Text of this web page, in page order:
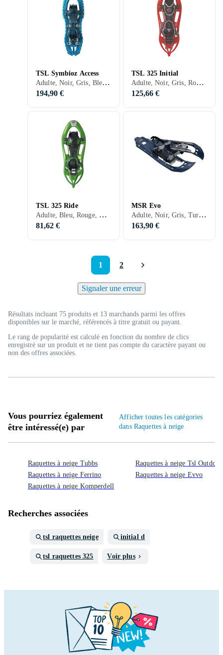
TSL Symbioz Access
Adulte, Noir, Gris, Bleu, Jaune, Rose, Violet
194,90 €
TSL 325 Initial
Adulte, Noir, Gris, Rouge, Vert
125,66 €
TSL 325 Ride
Adulte, Bleu, Rouge, Orange, Vert
81,62 €
MSR Evo
Adulte, Noir, Gris, Turkos, Bleu, Rouge, Violet
163,90 €
1 2
Signaler une erreur
Résultats incluant 75 produits et 13 marchands parmi les offres
disponibles sur le marché, référencés à titre gratuit ou payant.
Le rang de popularité est calculé en fonction du nombre de clics
enregistré sur un produit et ne tient pas compte du caractère payant ou
non des offres associées.
Vous pourriez également
être intéressé(e) par
Afficher toutes les catégories
dans Raquettes à neige
Raquettes à neige Tubbs
Raquettes à neige Ferrino
Raquettes à neige Komperdell
Raquettes à neige Tsl Outdoor
Raquettes à neige Evvo
Recherches associées
tsl raquettes neige initial d
tsl raquettes 325 Voir plus